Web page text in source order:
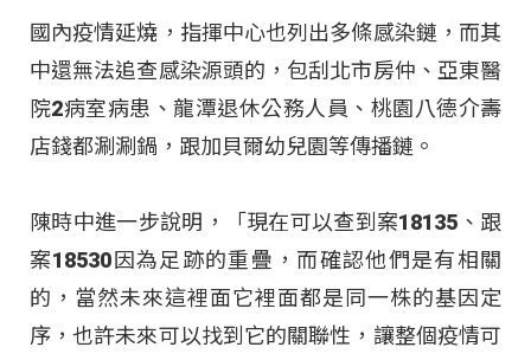
國內疫情延燒，指揮中心也列出多條感染鏈，而其
中還無法追查感染源頭的，包刮北市房仲、亞東醫
院2病室病患、龍潭退休公務人員、桃園八德介壽
店錢都涮涮鍋，跟加貝爾幼兒園等傳播鏈。
陳時中進一步說明，「現在可以查到案18135、跟
案18530因為足跡的重疊，而確認他們是有相關
的，當然未來這裡面它裡面都是同一株的基因定
序，也許未來可以找到它的關聯性，讓整個疫情可